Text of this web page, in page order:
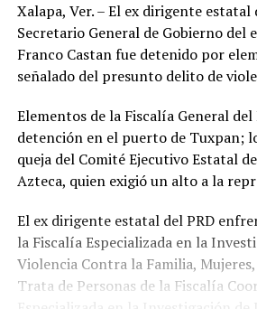
Xalapa, Ver. – El ex dirigente estatal
Secretario General de Gobierno del
Franco Castan fue detenido por
señalado del presunto delito de
Elementos de la Fiscalía General
detención en el puerto de Tuxpan;
queja del Comité Ejecutivo Estatal
Azteca, quien exigió un alto a la
El ex dirigente estatal del PRD
la Fiscalía Especializada en la
Violencia Contra la Familia,
Trata de Personas de la Fiscalía